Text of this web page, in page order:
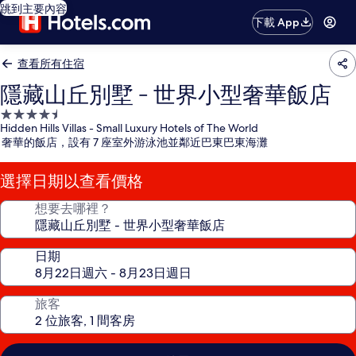
跳到主要內容
下載 App
查看所有住宿
隱藏山丘別墅 - 世界小型奢華飯店
4.5
星
級
住
宿
Hidden Hills Villas - Small Luxury Hotels of The World
奢華的飯店，設有 7 座室外游泳池並鄰近巴東巴東海灘
選擇日期以查看價格
想要去哪裡？
日期
旅客